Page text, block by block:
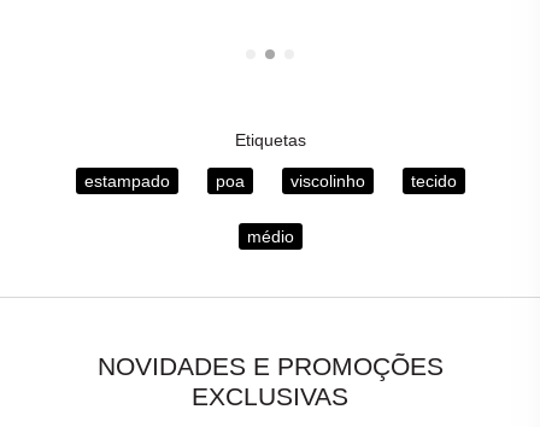
Etiquetas
estampado poa viscolinho tecido
médio
NOVIDADES E PROMOÇÕES
EXCLUSIVAS